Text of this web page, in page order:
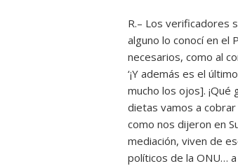
R.– Los verificadores
alguno lo conocí en el
necesarios, como al
‘¡Y además es el
mucho los ojos]. ¡Qué
dietas vamos a cobrar
como nos dijeron en
mediación, viven de
políticos de la ONU…